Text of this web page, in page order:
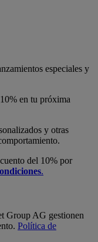
especiales y
en tu próxima
y otras
del 10% por
.
Group AG gestionen
Política de